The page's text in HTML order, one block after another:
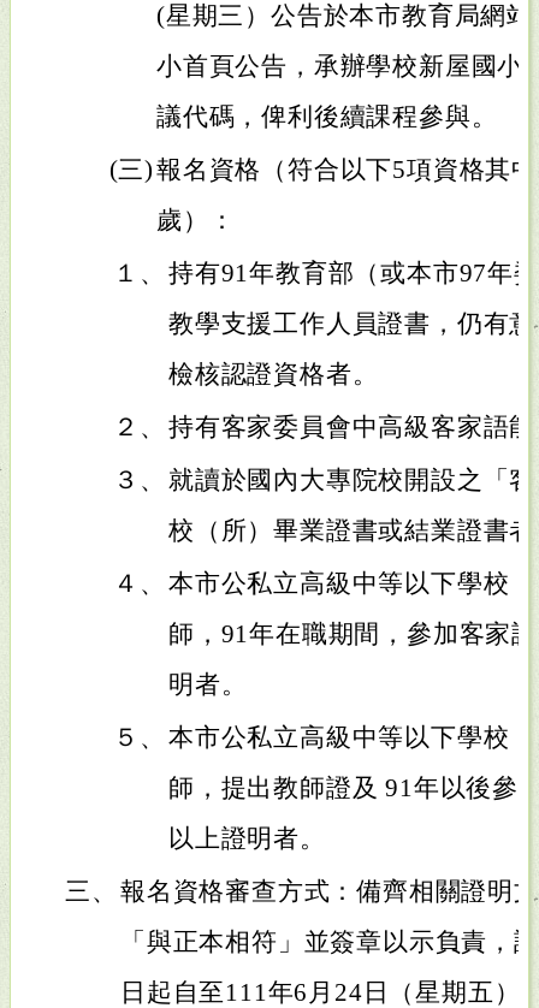
(星期三）公告於本市教育局網
小首頁公告，承辦學校新屋國小
議代碼，俾利後續課程參與。
(三)報名資格（符合以下5項資格其
歲）：
１、 持有91年教育部（或本市97年
教學支援工作人員證書，仍有
檢核認證資格者。
２、 持有客家委員會中高級客家語
３、 就讀於國內大專院校開設之「
校（所）畢業證書或結業證書
４、 本市公私立高級中等以下學校
師，91年在職期間，參加客家
明者。
５、 本市公私立高級中等以下學校
師，提出教師證及 91年以後參
以上證明者。
三、 報名資格審查方式：備齊相關證明
「與正本相符」並簽章以示負責，
日起自至111年6月24日（星期五）